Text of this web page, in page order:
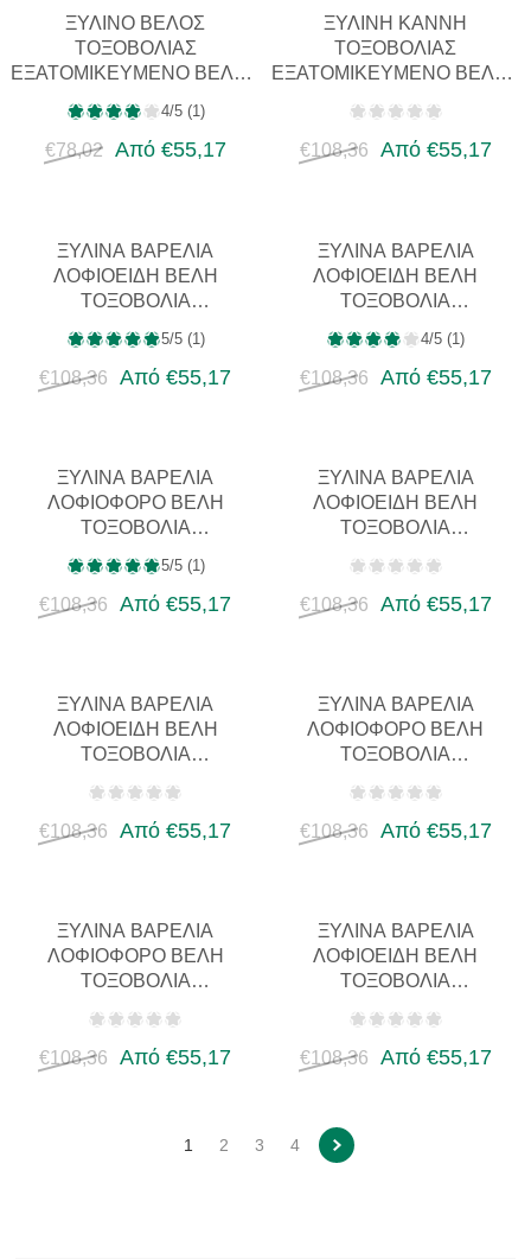
ΞΎΛΙΝΟ ΒΈΛΟΣ
ΤΟΞΟΒΟΛΊΑΣ
ΕΞΑΤΟΜΙΚΕΥΜΈΝΟ ΒΈΛΟΣ
ΜΕ ΚΆΝΝΗ ΓΙΑ
ΑΝΆΣΤΡΟΦΟ ΤΌΞΟ ΤΌΞΟ
ΜΕΣΑΙΩΝΙΚΉ…
4/5 (1)
€78,02 Από €55,17
ΞΎΛΙΝΗ ΚΆΝΝΗ
ΤΟΞΟΒΟΛΊΑΣ
ΕΞΑΤΟΜΙΚΕΥΜΈΝΟ ΒΈΛΟΣ
ΤΌΞΟ ΜΕΣΑΙΩΝΙΚΉ
ΠΑΡΑΔΟΣΙ…
€108,36 Από €55,17
ΞΎΛΙΝΑ ΒΑΡΈΛΙΑ
ΛΟΦΙΟΕΙΔΉ ΒΈΛΗ
ΤΟΞΟΒΟΛΊΑ
ΓΙΑ ΑΝΑΔΡΟΜΙΚΌ ΤΌΞΟ
LONGBOW…
5/5 (1)
€108,36 Από €55,17
ΞΎΛΙΝΑ ΒΑΡΈΛΙΑ
ΛΟΦΙΟΕΙΔΉ ΒΈΛΗ
ΤΟΞΟΒΟΛΊΑ
ΓΙΑ ΑΝΑΔΡΟΜΙΚΌ ΤΌΞΟ
LONGBOW…
4/5 (1)
€108,36 Από €55,17
ΞΎΛΙΝΑ ΒΑΡΈΛΙΑ
ΛΟΦΙΟΦΌΡΟ ΒΈΛΗ
ΤΟΞΟΒΟΛΊΑ
ΓΙΑ ΑΝΑΔΡΟΜΙΚΌ ΤΌΞΟ
ΜΑΚΡΥΌΞΟ…
5/5 (1)
€108,36 Από €55,17
ΞΎΛΙΝΑ ΒΑΡΈΛΙΑ
ΛΟΦΙΟΕΙΔΉ ΒΈΛΗ
ΤΟΞΟΒΟΛΊΑ
ΓΙΑ ΑΝΑΔΡΟΜΙΚΌ ΤΌΞΟ
LONGBOW…
€108,36 Από €55,17
ΞΎΛΙΝΑ ΒΑΡΈΛΙΑ
ΛΟΦΙΟΕΙΔΉ ΒΈΛΗ
ΤΟΞΟΒΟΛΊΑ
ΓΙΑ ΑΝΑΔΡΟΜΙΚΌ ΤΌΞΟ
LONGBOW…
€108,36 Από €55,17
ΞΎΛΙΝΑ ΒΑΡΈΛΙΑ
ΛΟΦΙΟΦΌΡΟ ΒΈΛΗ
ΤΟΞΟΒΟΛΊΑ
ΓΙΑ ΑΝΑΔΡΟΜΙΚΌ ΤΌΞΟ
ΜΑΚΡΥΌΞΟ…
€108,36 Από €55,17
ΞΎΛΙΝΑ ΒΑΡΈΛΙΑ
ΛΟΦΙΟΦΌΡΟ ΒΈΛΗ
ΤΟΞΟΒΟΛΊΑ
ΓΙΑ ΑΝΑΔΡΟΜΙΚΌ ΤΌΞΟ
LONGBOW…
€108,36 Από €55,17
ΞΎΛΙΝΑ ΒΑΡΈΛΙΑ
ΛΟΦΙΟΕΙΔΉ ΒΈΛΗ
ΤΟΞΟΒΟΛΊΑ
ΓΙΑ ΑΝΑΔΡΟΜΙΚΌ ΤΌΞΟ
LONGBOW…
€108,36 Από €55,17
1 2 3 4